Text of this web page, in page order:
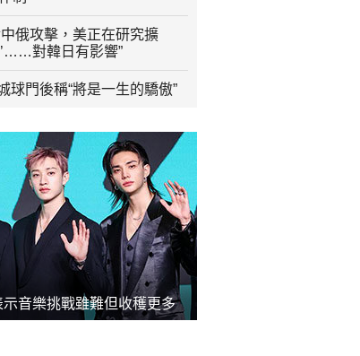
俄攻擊，美正在研究擴
’……對韓日有影響”
球門後稱“將是一生的驕傲”
音樂挑戰雖難但收穫更多